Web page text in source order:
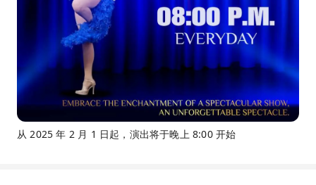
从 2025 年 2 月 1 日起，演出将于晚上 8:00 开始